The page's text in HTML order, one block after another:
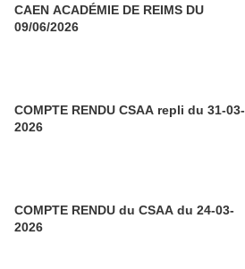
CAEN ACADÉMIE DE REIMS DU
09/06/2026
COMPTE RENDU CSAA repli du 31-03-
2026
COMPTE RENDU du CSAA du 24-03-
2026